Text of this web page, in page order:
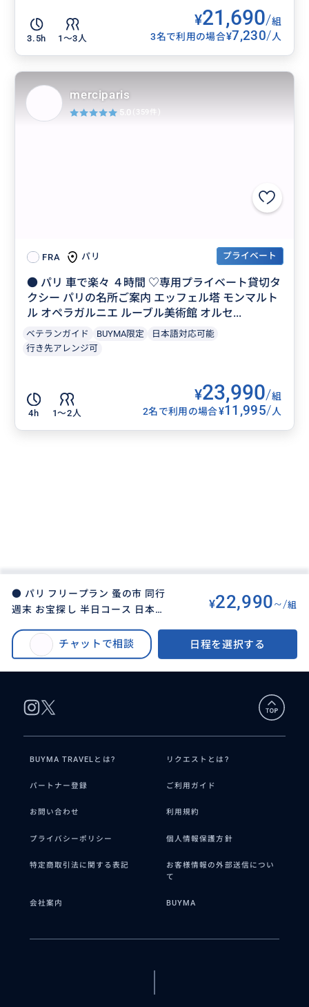
3.5h 1〜3人
¥21,690/組
3名で利用の場合¥7,230/人
FRA パリ プライベート
● パリ 車で楽々 ４時間 ♡専用プライベート貸切タ
クシー パリの名所ご案内 エッフェル塔 モンマルト
ル オペラガルニエ ルーブル美術館 オルセ...
ベテランガイド BUYMA限定
日本語対応可能
行き先アレンジ可
4h 1〜2人
¥23,990/組
2名で利用の場合¥11,995/人
merciparis
5.0 (359件)
● パリ フリープラン 蚤の市 同行
週末 お宝探し 半日コース 日本語
¥22,990~/組
チャットで相談 日程を選択する
● パリ フリープラン 蚤の市 同行 週末 お宝探し 半日コース 日本語ガイド 3
人まで同額 貸切ツアー
BUYMA TRAVELとは? リクエストとは?
パートナー登録 ご利用ガイド
お問い合わせ 利用規約
プライバシーポリシー 個人情報保護方針
特定商取引法に関する表記
お客様情報の外部送信につい
て
会社案内 BUYMA